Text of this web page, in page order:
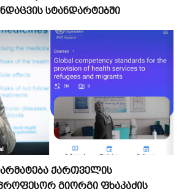
სტანდარტებში
ქართველის
გიორგი ფხაკაძის